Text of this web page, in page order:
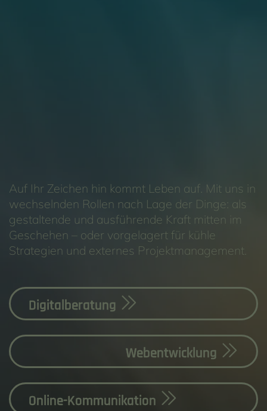
Auf Ihr Zeichen hin kommt Leben auf. Mit uns in
wechselnden Rollen nach Lage der Dinge: als
gestaltende und ausführende Kraft mitten im
Geschehen – oder vorgelagert für kühle
Strategien und externes Projektmanagement.
Inhalt
Digitalberatung
Webentwicklung
Online-Kommunikation